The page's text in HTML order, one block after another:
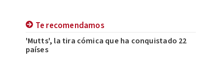
Te recomendamos
'Mutts', la tira cómica que ha conquistado 22
países